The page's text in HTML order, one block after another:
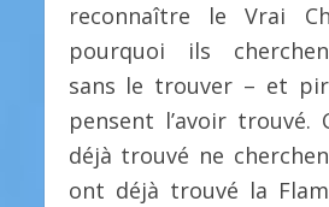
reconnaître le Vrai
pourquoi ils
sans le trouver – et
pensent l’avoir trouvé.
déjà trouvé ne
ont déjà trouvé la